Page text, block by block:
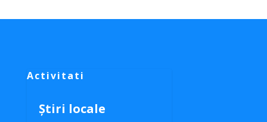
Activitati
Știri locale